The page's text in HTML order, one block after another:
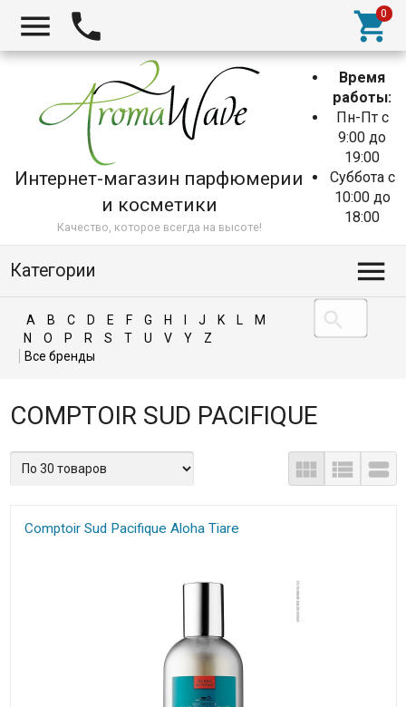
Интернет-магазин парфюмерии
и косметики
Качество, которое всегда на высоте!
Время
работы:
Пн-Пт с
9:00 до
19:00
Суббота с
10:00 до
18:00
Категории
A B C D E F G H J K L
M
N
O P R S T U V Y Z
COMPTOIR SUD PACIFIQUE
Comptoir Sud Pacifique Aloha Tiare